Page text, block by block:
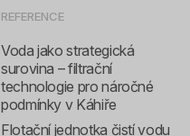
REFERENCE
Voda jako strategická
surovina – filtrační
technologie pro náročné
podmínky v Káhiře
Flotační jednotka čistí vodu